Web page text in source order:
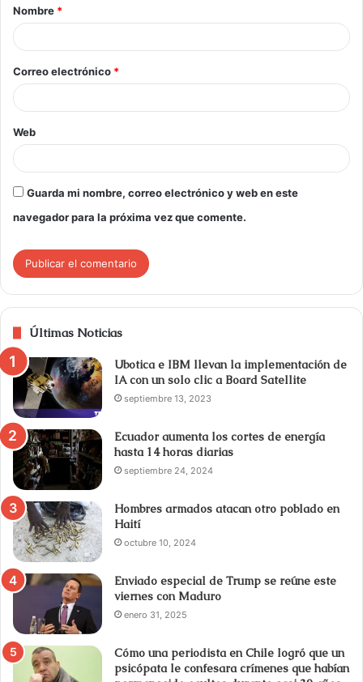
Nombre *
Correo electrónico *
Web
Guarda mi nombre, correo electrónico y web en este
navegador para la próxima vez que comente.
Últimas Noticias
Ubotica e IBM llevan la implementación de
IA con un solo clic a Board Satellite
septiembre 13, 2023
Ecuador aumenta los cortes de energía
hasta 14 horas diarias
septiembre 24, 2024
Hombres armados atacan otro poblado en
Haití
octubre 10, 2024
Enviado especial de Trump se reúne este
viernes con Maduro
enero 31, 2025
Cómo una periodista en Chile logró que un
psicópata le confesara crímenes que habían